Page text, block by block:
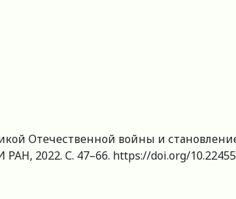
Отечественной войны и
2022. С. 47–66. https://doi.org/